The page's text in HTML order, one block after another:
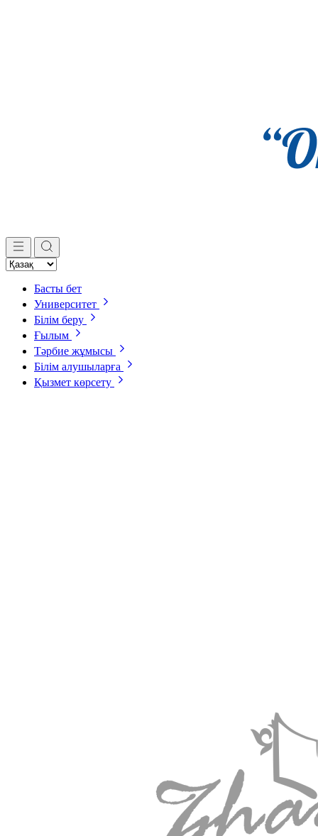
Басты бет
Университет
Білім беру
Ғылым
Тәрбие жұмысы
Білім алушыларға
Қызмет көрсету